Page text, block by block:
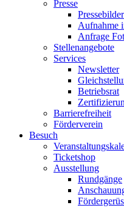
Presse
Pressebilder
Aufnahme
Anfrage
Stellenangebote
Services
Newsletter
Betriebsrat
Barrierefreiheit
Förderverein
Besuch
Ticketshop
Ausstellung
Rundgänge